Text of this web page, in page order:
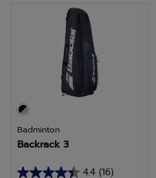
Badminton
Backrack 3
4.4 (16)